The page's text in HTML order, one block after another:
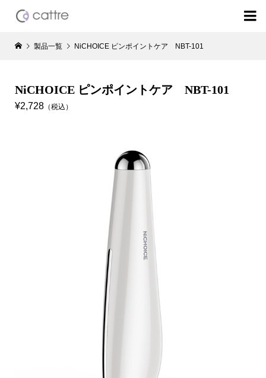

製品一覧 NiCHOICE ピンポイントケア NBT-101
NiCHOICE ピンポイントケア NBT-101
¥2,728（税込）